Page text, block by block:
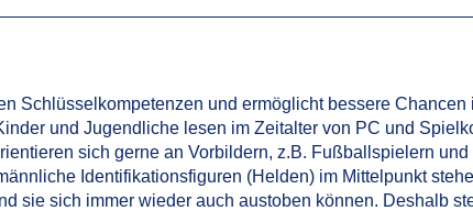
Schlüsselkompetenzen und ermöglicht bessere Chancen
und Jugendliche lesen im Zeitalter von PC und
sich gerne an Vorbildern, z.B. Fußballspielern
Identifikationsfiguren (Helden) im Mittelpunkt
sie sich immer wieder auch austoben können. Deshalb